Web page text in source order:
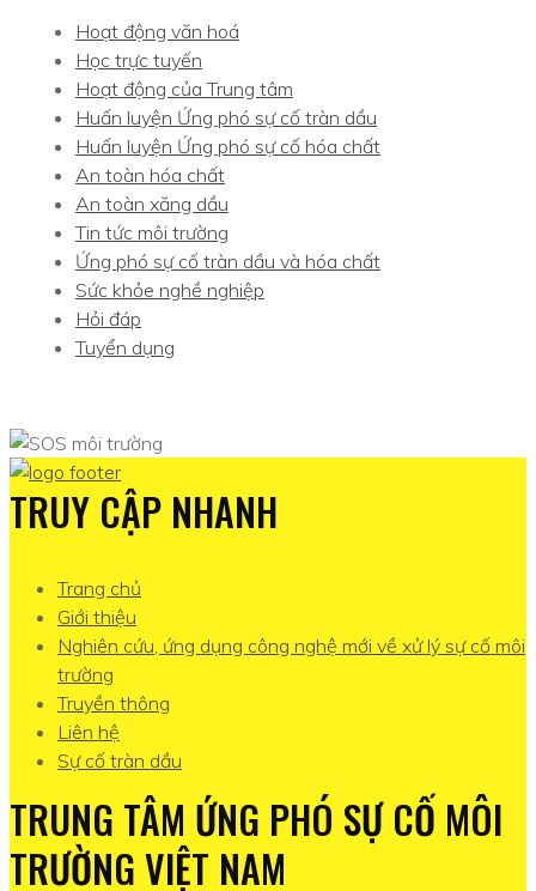
Hoạt động văn hoá
Học trực tuyến
Hoạt động của Trung tâm
Huấn luyện Ứng phó sự cố tràn dầu
Huấn luyện Ứng phó sự cố hóa chất
An toàn hóa chất
An toàn xăng dầu
Tin tức môi trường
Ứng phó sự cố tràn dầu và hóa chất
Sức khỏe nghề nghiệp
Hỏi đáp
Tuyển dụng
TRUY CẬP NHANH
Trang chủ
Giới thiệu
Nghiên cứu, ứng dụng công nghệ mới về xử lý sự cố môi
trường
Truyền thông
Liên hệ
Sự cố tràn dầu
TRUNG TÂM ỨNG PHÓ SỰ CỐ MÔI
TRƯỜNG VIỆT NAM